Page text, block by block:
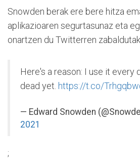
Snowden berak ere bere hitza
aplikazioaren segurtasunaz eta
onartzen du Twitterren
Here's a reason: I use it every
dead yet. https://t.co/
— Edward Snowden
2021
;